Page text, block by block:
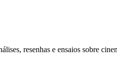
resenhas e ensaios sobre